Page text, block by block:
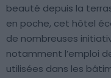
beauté depuis la
en poche, cet hôtel
de nombreuses
notamment l’emploi
utilisées dans les